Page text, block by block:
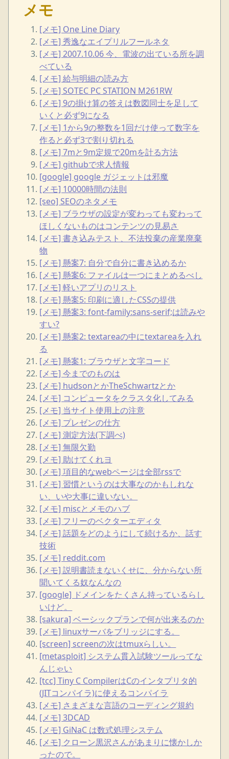
メモ
[メモ] One Line Diary
[メモ] 秀逸なエイプリルフールネタ
[メモ] 2007.10.06 今、電波の出ている所を調
べている
[メモ] 給与明細の読み方
[メモ] SOTEC PC STATION M261RW
[メモ] 9の掛け算の答えは数図同士を足して
いくと必ず9になる
[メモ] 1から9の整数を1回だけ使って数字を
作ると必ず3で割り切れる
[メモ] 7mと9m定規で20mを計る方法
[メモ] githubで求人情報
[google] google ガジェットは邪魔
[メモ] 10000時間の法則
[seo] SEOのネタメモ
[メモ] ブラウザの設定が変わっても変わって
ほしくないものはコンテンツの見易さ
[メモ] 書き込みテスト、不法投棄の産業廃棄
物
[メモ] 懸案7: 自分で自分に書き込めるか
[メモ] 懸案6: ファイルは一つにまとめるべし
[メモ] 軽いアプリのリスト
[メモ] 懸案5: 印刷に適したCSSの提供
[メモ] 懸案3: font-family:sans-serif;は読みや
すい?
[メモ] 懸案2: textareaの中にtextareaを入れ
る
[メモ] 懸案1: ブラウザと文字コード
[メモ] 今までのものは
[メモ] hudsonとかTheSchwartzとか
[メモ] コンピュータをクラスタ化してみる
[メモ] 当サイト使用上の注意
[メモ] プレゼンの仕方
[メモ] 測定方法(下調べ)
[メモ] 無限欠勤
[メモ] 助けてくれヨ
[メモ] 項目的なwebページは全部rssで
[メモ] 習慣というのは大事なのかもしれな
い、いや大事に違いない。
[メモ] miscとメモのハブ
[メモ] フリーのベクターエディタ
[メモ] 話題をどのようにして続けるか、話す
技術
[メモ] reddit.com
[メモ] 説明書読まないくせに、分からない所
聞いてくる奴なんなの
[google] ドメインをたくさん持っているらし
いけど。
[sakura] ベーシックプランで何が出来るのか
[メモ] linuxサーバをブリッジにする。
[screen] screenの次はtmuxらしい。
[metasploit] システム貫入試験ツールってな
んじゃい
[tcc] Tiny C CompilerはCのインタプリタ的
(JITコンパイラ)に使えるコンパイラ
[メモ] さまざまな言語のコーディング規約
[メモ] 3DCAD
[メモ] GiNaC は数式処理システム
[メモ] クローン黒沢さんがあまりに懐かしか
ったので。